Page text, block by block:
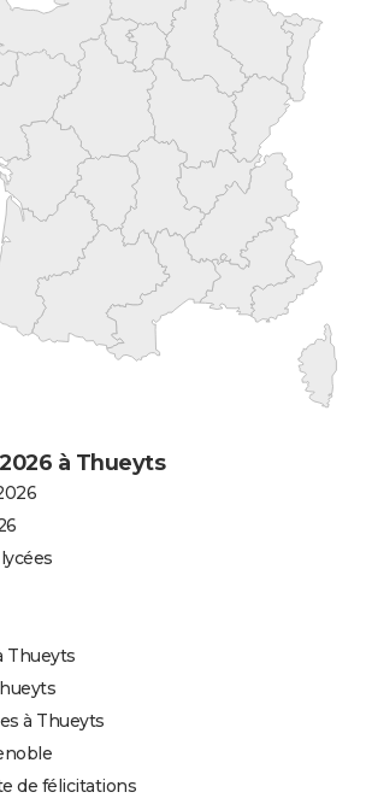
à Thueyts
Thueyts
à Thueyts
de félicitations